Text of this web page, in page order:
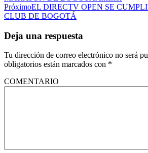
PróximoEL DIRECTV OPEN SE
CLUB DE BOGOTÁ
Deja una respuesta
Tu dirección de correo electrónico no será
obligatorios están marcados con *
COMENTARIO